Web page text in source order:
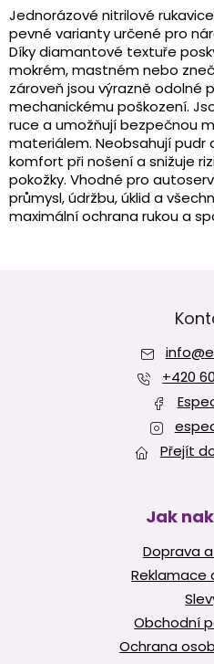
l
á
d
a
c
í
p
r
v
k
y
v
ý
Jednorázové nitrilové
pevné varianty určené pro
Díky diamantové textuře
mokrém, mastném nebo
zároveň jsou výrazně odolné
mechanickému poškození.
ruce a umožňují bezpečnou
materiálem. Neobsahují pudr
komfort při nošení a snižuje
pokožky. Vhodné pro
průmysl, údržbu, úklid a
maximální ochrana rukou a
info@
+420
Přejít
Jak
Doprava
Reklamace
Obchodní
Ochrana